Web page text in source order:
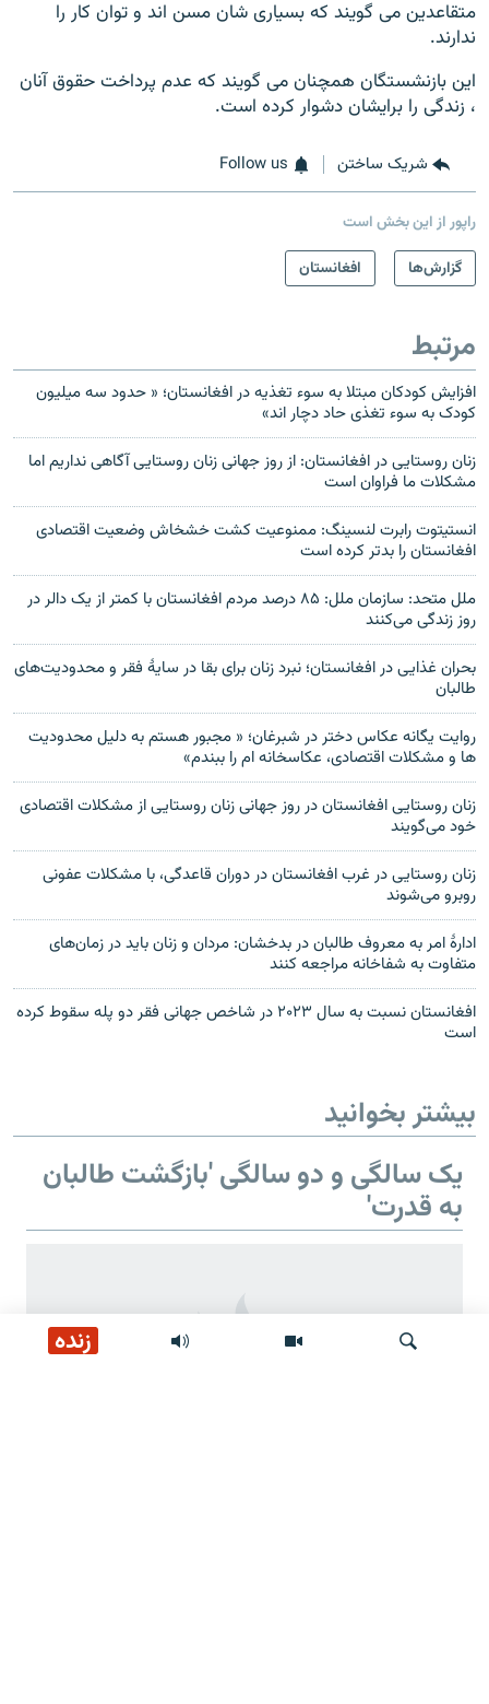
زنده
متقاعدین می گویند که بسیاری شان مسن اند و توان کار را
ندارند.
این بازنشستگان همچنان می گویند که عدم پرداخت حقوق آنان
، زندگی را برایشان دشوار کرده است.
شریک ساختن Follow us
راپور از این بخش است
گزارش‌ها
افغانستان
مرتبط
افزایش کودکان مبتلا به سوء تغذیه در افغانستان؛ « حدود سه میلیون
کودک به سوء تغذی حاد دچار اند»
زنان روستایی در افغانستان: از روز جهانی زنان روستایی آگاهی نداریم اما
مشکلات ما فراوان است
انستیتوت رابرت لنسینگ: ممنوعیت کشت خشخاش وضعیت اقتصادی
افغانستان را بدتر کرده است
ملل متحد: سازمان ملل: ۸۵ درصد مردم افغانستان با کمتر از یک دالر در
روز زندگی می‌کنند
بحران غذایی در افغانستان؛ نبرد زنان برای بقا در سایۀ فقر و محدودیت‌های
طالبان
روایت یگانه عکاس دختر در شبرغان؛ « مجبور هستم به دلیل محدودیت
ها و مشکلات اقتصادی، عکاسخانه ام را ببندم»
زنان روستایی افغانستان در روز جهانی زنان روستایی از مشکلات اقتصادی
خود می‌گویند
زنان روستایی در غرب افغانستان در دوران قاعدگی، با مشکلات عفونی
روبرو می‌شوند
ادارۀ امر به معروف طالبان در بدخشان: مردان و زنان باید در زمان‌های
متفاوت به شفاخانه مراجعه کنند
افغانستان نسبت به سال ۲۰۲۳ در شاخص جهانی فقر دو پله سقوط کرده
است
بیشتر بخوانید
یک سالگی و دو سالگی 'بازگشت طالبان
به قدرت'